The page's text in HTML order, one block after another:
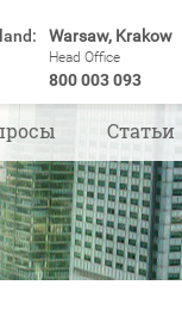
Warsaw, Krakow
Head Office
800 003 093
Статьи